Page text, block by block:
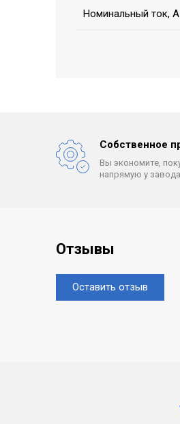
Номинальный ток, А
Собственное
Вы экономите,
напрямую у
Отзывы
Оставить отзыв